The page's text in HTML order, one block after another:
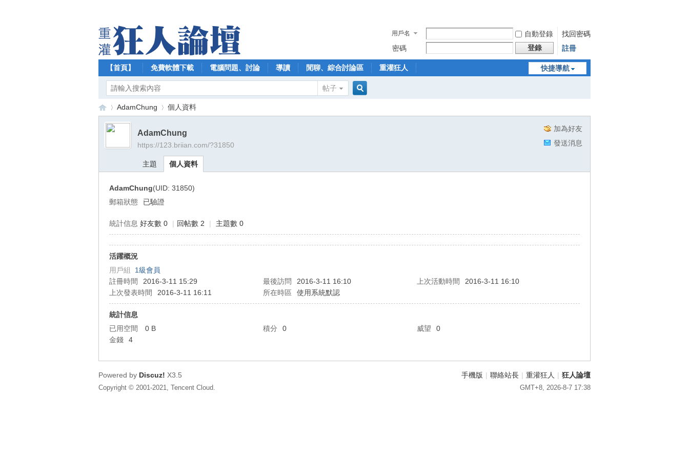
用戶名 自動登錄
找回密碼
密碼
登錄 註冊
快捷導航
【首頁】 免費軟體下載 電腦問題、討論 導讀 閒聊、綜合討論區 重灌狂人
帖子
›
AdamChung 個人資料
加為好友
發送消息
AdamChung
https://123.briian.com/?31850
主題 個人資料
AdamChung(UID: 31850)
郵箱狀態
已驗證
統計信息 好友數 0 | 回帖數 2 | 主題數 0
活躍概況
用戶組 1級會員
註冊時間
2016-3-11 15:29 最後訪問 2016-3-11 16:10 上次活動時間
2016-3-11 16:10
上次發表時間
2016-3-11 16:11 所在時區 使用系統默認
統計信息
已用空間
0 B 積分 0 威望
0
金錢
4
手機版 | 聯絡站長 | 重灌狂人 | 狂人論壇
GMT+8, 2026-8-7 17:38
Powered by Discuz! X3.5
Copyright © 2001-2021, Tencent Cloud.